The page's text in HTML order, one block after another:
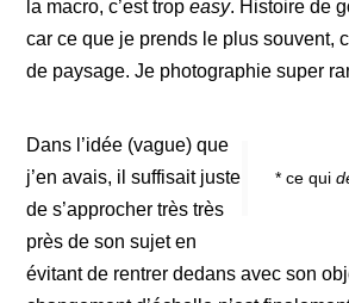
la macro, c’est tropeasy. Histoire de
car ce que je prends le plus souvent,
de paysage. Je photographie super
* ce qui
Dans l’idée (vague) que
j’en avais, il suffisait juste
de s’approcher très très
près de son sujet en
évitant de rentrer dedans avec son